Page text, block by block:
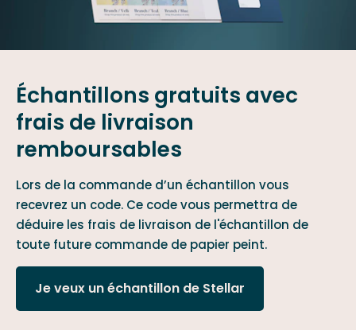
Échantillons gratuits avec
frais de livraison
remboursables
Lors de la commande d’un échantillon vous
recevrez un code. Ce code vous permettra de
déduire les frais de livraison de l'échantillon de
toute future commande de papier peint.
Je veux un échantillon de Stellar